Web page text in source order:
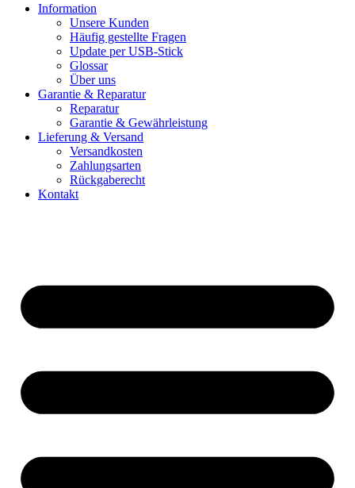
Information
Unsere Kunden
Häufig gestellte Fragen
Update per USB-Stick
Glossar
Über uns
Garantie & Reparatur
Reparatur
Garantie & Gewährleistung
Lieferung & Versand
Versandkosten
Zahlungsarten
Rückgaberecht
Kontakt